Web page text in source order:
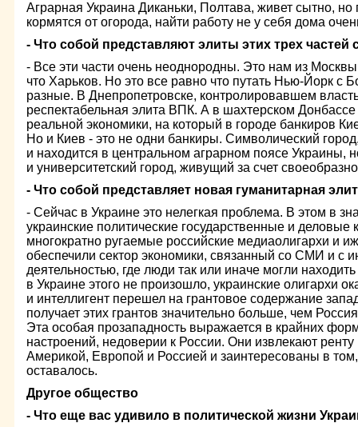
Аграрная Украина Диканьки, Полтава, живет сытно, но
кормятся от огорода, найти работу не у себя дома
- Что собой представляют элиты этих трех частей
- Все эти части очень неоднородны. Это нам из
что Харьков. Но это все равно что путать Нью-Йорк с
разные. В Днепропетровске, контролировавшем
респектабельная элита ВПК. А в шахтерском
реальной экономики, на который в городе банкиров
Но и Киев - это не одни банкиры. Символический
и находится в центральном аграрном поясе Украины,
и университетский город, живущий за счет
- Что собой представляет новая гуманитарная
- Сейчас в Украине это нелегкая проблема. В этом в
украинские политические государственные и деловые
многократно ругаемые российские медиаолигархи и
обеспечили сектор экономики, связанный со СМИ и с
деятельностью, где люди так или иначе могли
в Украине этого не произошло, украинские олигархи
и интеллигент перешел на грантовое содержание
получает этих грантов значительно больше, чем
Эта особая прозападность выражается в крайних
настроений, недоверии к России. Они извлекают
Америкой, Европой и Россией и заинтересованы в
оставалось.
Другое общество
- Что еще вас удивило в политической жизни